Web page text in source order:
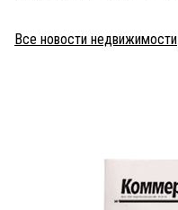
Все новости недвижимости